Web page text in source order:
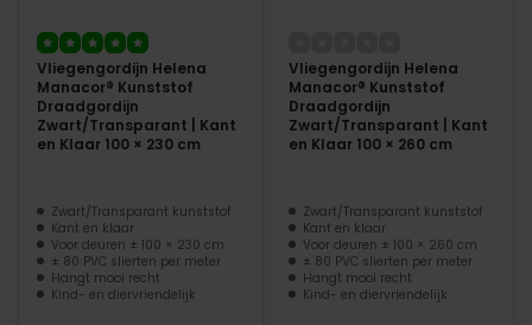
Vliegengordijn Helena
Manacor® Kunststof
Draadgordijn
Zwart/Transparant | Kant
en Klaar 100 × 230 cm
Zwart/Transparant kunststof
Kant en klaar
Voor deuren ± 100 × 230 cm
± 80 PVC slierten per meter
Hangt mooi recht
Kind- en diervriendelijk
Vliegengordijn Helena
Manacor® Kunststof
Draadgordijn
Zwart/Transparant | Kant
en Klaar 100 × 260 cm
Zwart/Transparant kunststof
Kant en klaar
Voor deuren ± 100 × 260 cm
± 80 PVC slierten per meter
Hangt mooi recht
Kind- en diervriendelijk